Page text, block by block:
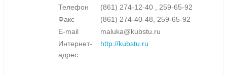
Телефон
(861) 274-12-40 , 259-65-92
Факс
(861) 274-40-48, 259-65-92
E-mail
maluka@kubstu.ru
Интернет-
адрес
http://kubstu.ru